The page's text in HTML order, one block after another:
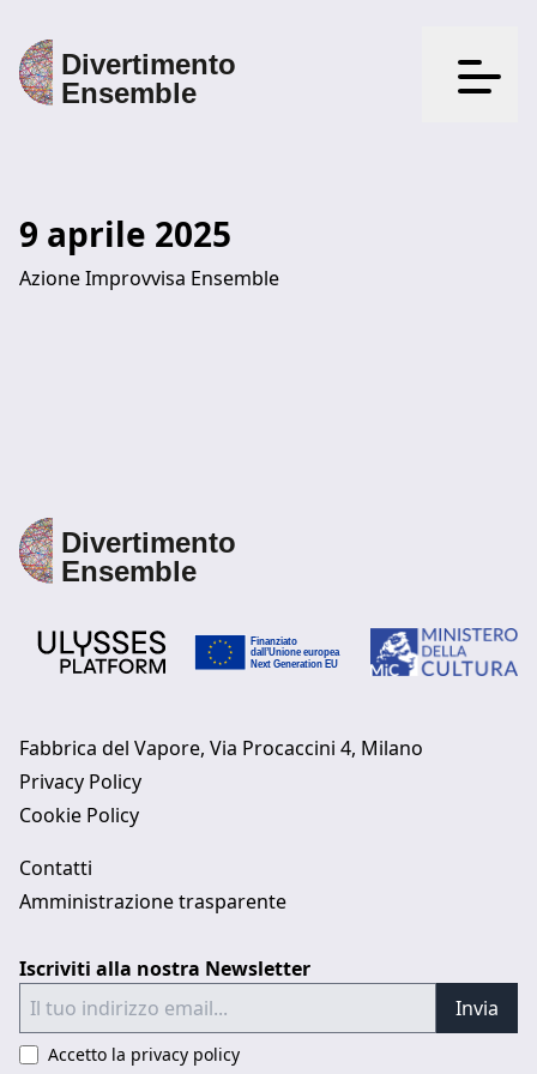
Apri il
9 aprile 2025
Azione Improvvisa Ensemble
Fabbrica del Vapore, Via Procaccini 4, Milano
Privacy Policy
Cookie Policy
Contatti
Amministrazione trasparente
Iscriviti alla nostra Newsletter
Invia
Accetto la privacy policy